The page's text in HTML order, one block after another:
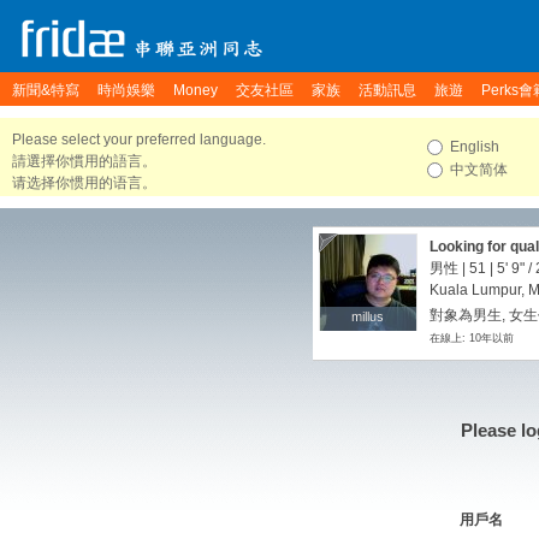
新聞&特寫 時尚娛樂 Money 交友社區 家族 活動訊息 旅遊 Perks會
Please select your preferred language.
請選擇你慣用的語言。
请选择你惯用的语言。
English
中文简体
millus
millus
Looking for
男性 | 51 | 5' 9" /
Kuala Lumpur,
對象為男生, 女
在線上: 10年以前
Please
用戶名